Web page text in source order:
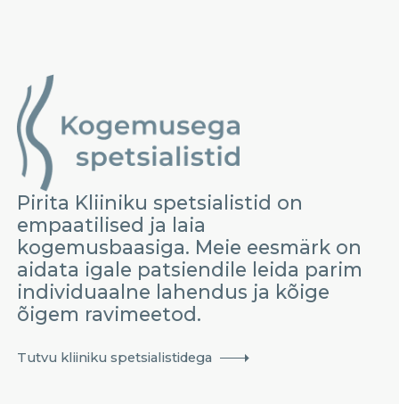
Pirita Kliiniku spetsialistid on
empaatilised ja laia
kogemusbaasiga. Meie eesmärk on
aidata igale patsiendile leida parim
individuaalne lahendus ja kõige
õigem ravimeetod.
Tutvu kliiniku spetsialistidega